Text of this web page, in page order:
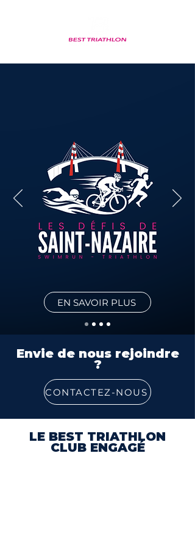
EN SAVOIR PLUS
Envie de nous rejoindre
?
CONTACTEZ-NOUS
LE BEST TRIATHLON
CLUB ENGAGÉ